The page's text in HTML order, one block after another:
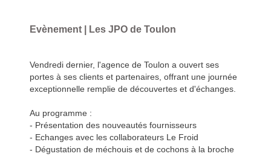
Evènement | Les JPO de Toulon
Vendredi dernier, l'agence de Toulon a ouvert ses
portes à ses clients et partenaires, offrant une journée
exceptionnelle remplie de découvertes et d'échanges.
Au programme :
- Présentation des nouveautés fournisseurs
- Echanges avec les collaborateurs Le Froid
- Dégustation de méchouis et de cochons à la broche